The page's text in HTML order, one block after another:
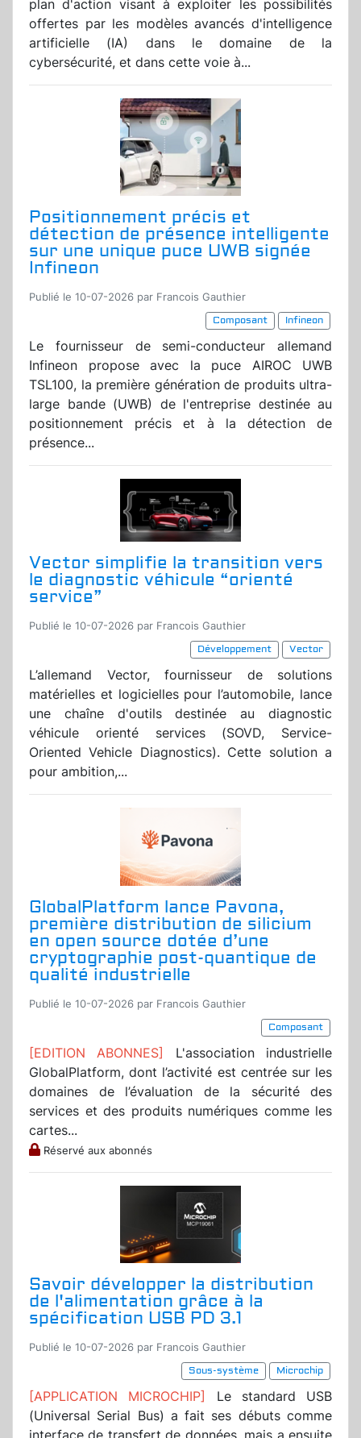
plan d'action visant à exploiter les possibilités
offertes par les modèles avancés d'intelligence
artificielle (IA) dans le domaine de la
cybersécurité, et dans cette voie à...
Positionnement précis et
détection de présence intelligente
sur une unique puce UWB signée
Infineon
Publié le 10-07-2026 par Francois Gauthier
Composant
Infineon
Le fournisseur de semi-conducteur allemand
Infineon propose avec la puce AIROC UWB
TSL100, la première génération de produits ultra-
large bande (UWB) de l'entreprise destinée au
positionnement précis et à la détection de
présence...
Vector simplifie la transition vers
le diagnostic véhicule “orienté
service”
Publié le 10-07-2026 par Francois Gauthier
Développement
Vector
L’allemand Vector, fournisseur de solutions
matérielles et logicielles pour l’automobile, lance
une chaîne d'outils destinée au diagnostic
véhicule orienté services (SOVD, Service-
Oriented Vehicle Diagnostics). Cette solution a
pour ambition,...
GlobalPlatform lance Pavona,
première distribution de silicium
en open source dotée d’une
cryptographie post-quantique de
qualité industrielle
Publié le 10-07-2026 par Francois Gauthier
Composant
[EDITION ABONNES]
L'association industrielle
GlobalPlatform, dont l’activité est centrée sur les
domaines de l’évaluation de la sécurité des
services et des produits numériques comme les
cartes...
Réservé aux abonnés
Savoir développer la distribution
de l'alimentation grâce à la
spécification USB PD 3.1
Publié le 10-07-2026 par Francois Gauthier
Sous-système
Microchip
[APPLICATION MICROCHIP] Le standard USB
(Universal Serial Bus) a fait ses débuts comme